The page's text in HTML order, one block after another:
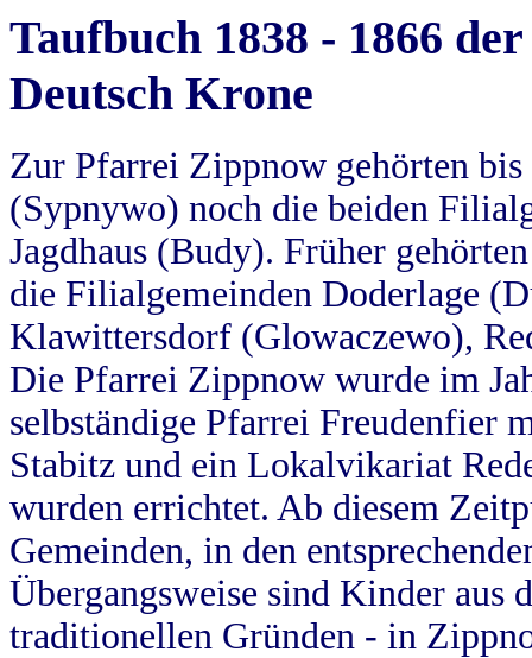
Taufbuch 1838 - 1866
Deutsch Krone
Zur Pfarrei Zippnow gehörten
(Sypnywo) noch die beiden
Jagdhaus (Budy). Früher
die Filialgemeinden Doderlage
Klawittersdorf (Glowaczewo),
Die Pfarrei Zippnow wurde im
selbständige Pfarrei Freudenfier
Stabitz und ein Lokalvikariat
wurden errichtet. Ab diesem
Gemeinden, in den
Übergangsweise sind Kinder aus
traditionellen Gründen - in